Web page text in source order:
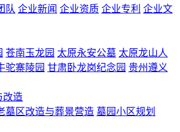
队 企业新闻 企业资质 企业专利 企业文
苍南玉龙园 太原永安公墓 太原龙山人
驼寨陵园 甘肃卧龙岗纪念园 贵州遵义
改造
墓区改造与葬景营造 墓园小区规划